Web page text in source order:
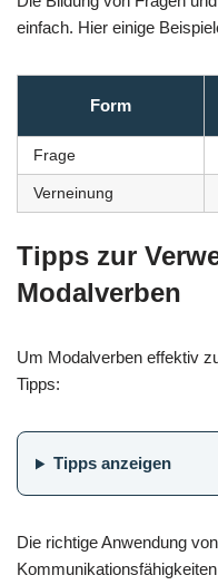
einfach. Hier einige
Form
Frage
Verneinung
Tipps zur
Modalverben
Um Modalverben effektiv
Tipps:
Tipps anzeigen
Die richtige Anwendung